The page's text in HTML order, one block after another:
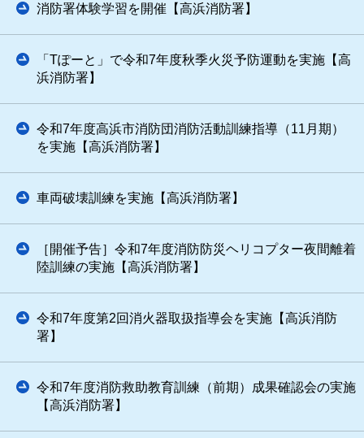
消防署体験学習を開催【高浜消防署】
「Tぽーと」で令和7年度秋季火災予防運動を実施【高
浜消防署】
令和7年度高浜市消防団消防活動訓練指導（11月期）
を実施【高浜消防署】
車両破壊訓練を実施【高浜消防署】
［開催予告］令和7年度消防防災ヘリコプター夜間離着
陸訓練の実施【高浜消防署】
令和7年度第2回消火器取扱指導会を実施【高浜消防
署】
令和7年度消防救助教育訓練（前期）成果確認会の実施
【高浜消防署】